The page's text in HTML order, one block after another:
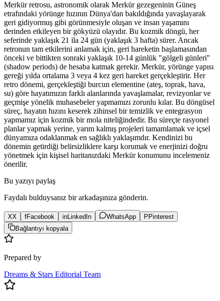
Merkür retrosu, astronomik olarak Merkür gezegeninin Güneş
etrafındaki yörünge hızının Dünya'dan bakıldığında yavaşlayarak
geri gidiyormuş gibi görünmesiyle oluşan ve insan yaşamını
derinden etkileyen bir gökyüzü olayıdır. Bu kozmik döngü, her
seferinde yaklaşık 21 ila 24 gün (yaklaşık 3 hafta) sürer. Ancak
retronun tam etkilerini anlamak için, geri hareketin başlamasından
önceki ve bittikten sonraki yaklaşık 10-14 günlük "gölgeli günleri"
(shadow periods) de hesaba katmak gerekir. Merkür, yörünge yapısı
gereği yılda ortalama 3 veya 4 kez geri hareket gerçekleştirir. Her
retro dönemi, gerçekleştiği burcun elementine (ateş, toprak, hava,
su) göre hayatımızın farklı alanlarında yavaşlamalar, revizyonlar ve
geçmişe yönelik muhasebeler yapmamızı zorunlu kılar. Bu döngüsel
süreç, hayatın hızını keserek zihinsel bir temizlik ve entegrasyon
yapmamız için kozmik bir mola niteliğindedir. Bu süreçte rasyonel
planlar yapmak yerine, yarım kalmış projeleri tamamlamak ve içsel
dünyamıza odaklanmak en sağlıklı yaklaşımdır. Kendinizi bu
dönemin getirdiği belirsizliklere karşı korumak ve enerjinizi doğru
yönetmek için kişisel haritanızdaki Merkür konumunu incelemeniz
önerilir.
Bu yazıyı paylaş
Faydalı bulduysanız bir arkadaşınıza gönderin.
XX fFacebook inLinkedIn WhatsApp P Pinterest
Bağlantıyı kopyala
Prepared by
Dreams & Stars Editorial Team